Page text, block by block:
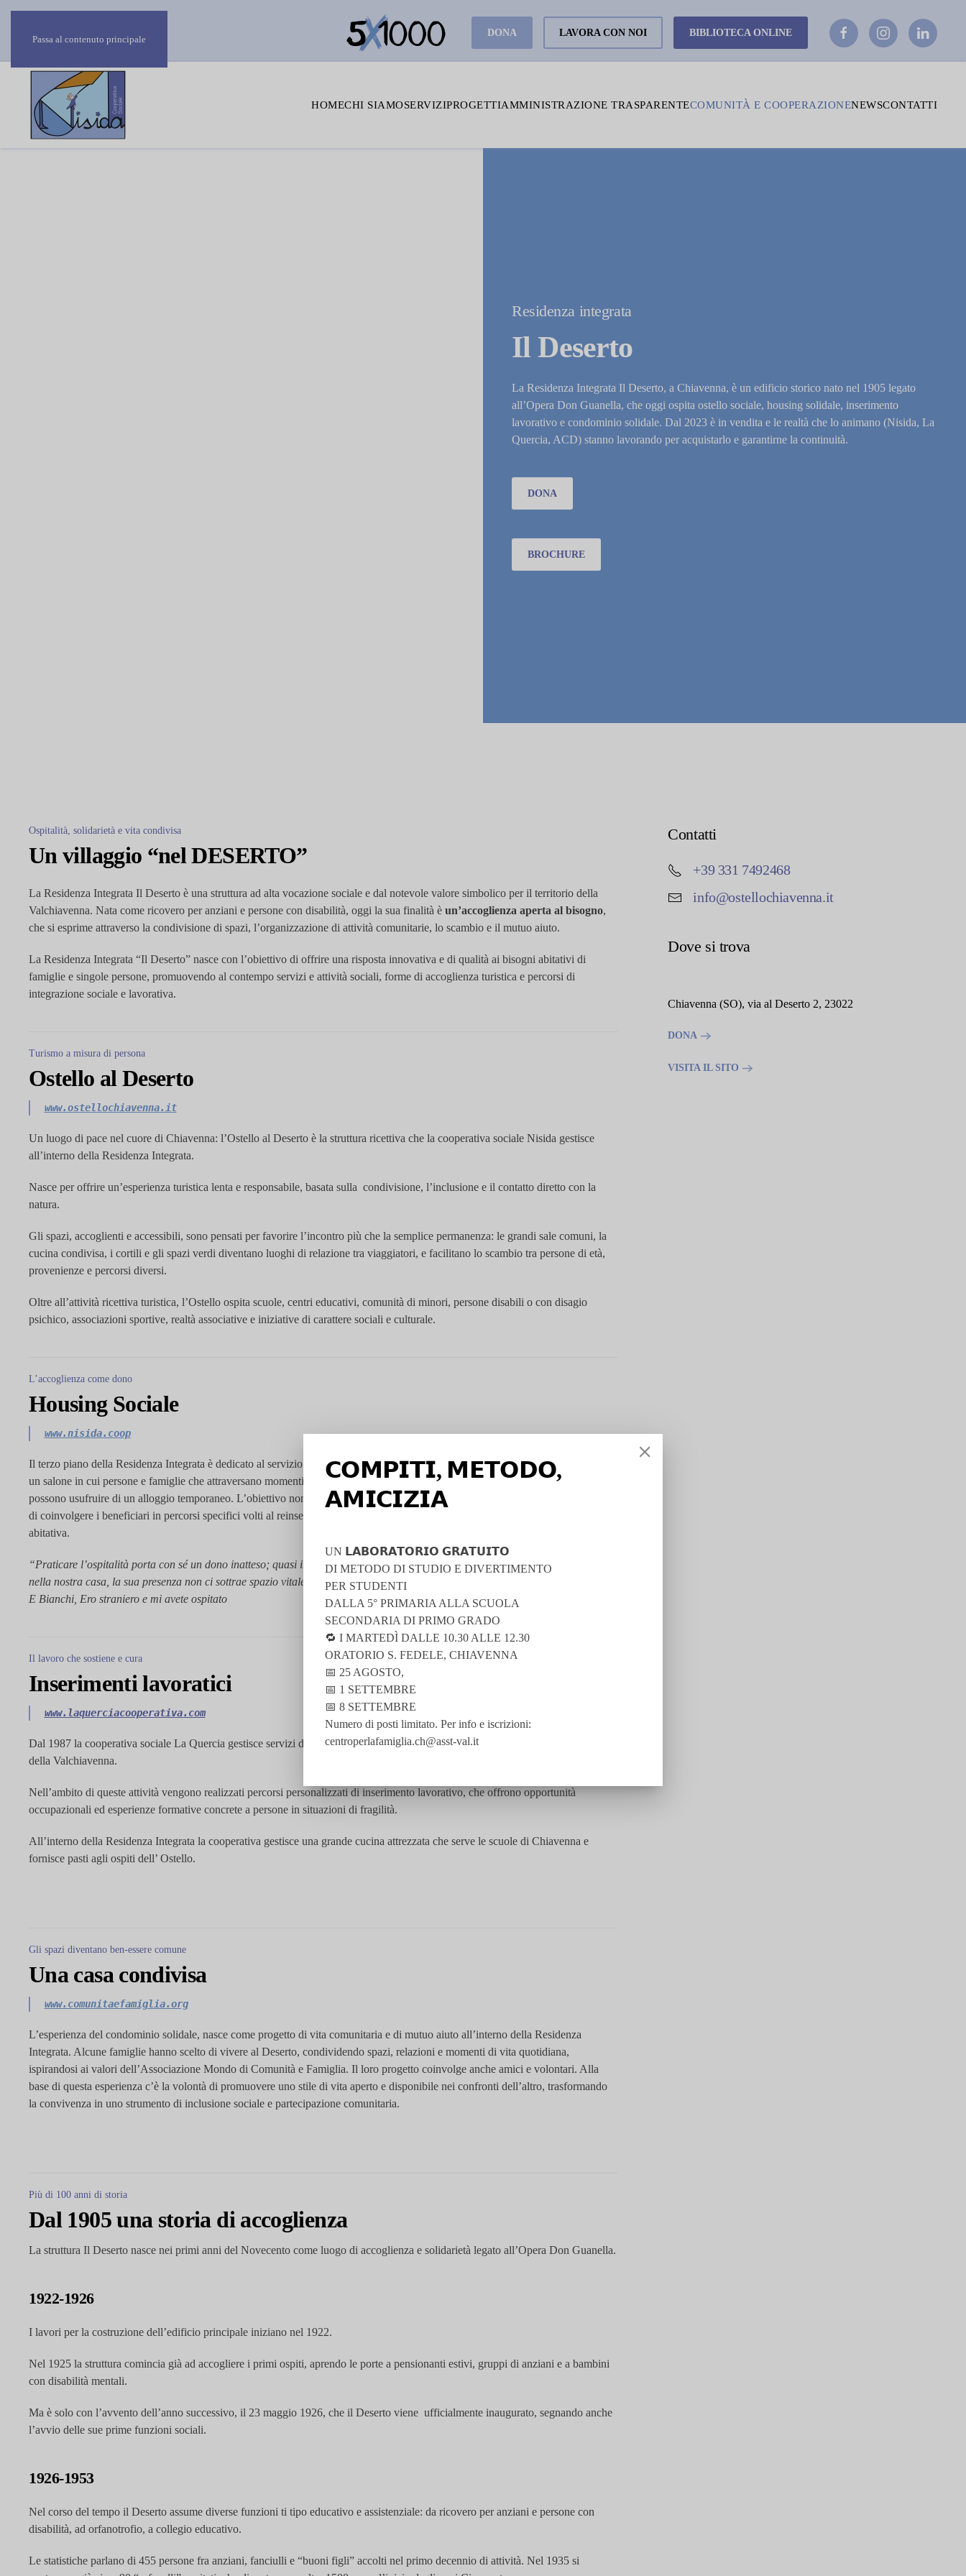
Passa al contenuto principale
DONA LAVORA CON NOI BIBLIOTECA ONLINE
HOMECHI SIAMOSERVIZIPROGETTIAMMINISTRAZIONE TRASPARENTECOMUNITÀ E COOPERAZIONENEWSCONTATTI
Residenza integrata
Il Deserto
La Residenza Integrata Il Deserto, a Chiavenna, è un edificio storico nato nel 1905 legato
all’Opera Don Guanella, che oggi ospita ostello sociale, housing solidale, inserimento
lavorativo e condominio solidale. Dal 2023 è in vendita e le realtà che lo animano (Nisida, La
Quercia, ACD) stanno lavorando per acquistarlo e garantirne la continuità.
DONA
BROCHURE
Ospitalità, solidarietà e vita condivisa
Un villaggio “nel DESERTO”
La Residenza Integrata Il Deserto è una struttura ad alta vocazione sociale e dal notevole valore simbolico per il territorio della
Valchiavenna. Nata come ricovero per anziani e persone con disabilità, oggi la sua finalità è un’accoglienza aperta al bisogno,
che si esprime attraverso la condivisione di spazi, l’organizzazione di attività comunitarie, lo scambio e il mutuo aiuto.
La Residenza Integrata “Il Deserto” nasce con l’obiettivo di offrire una risposta innovativa e di qualità ai bisogni abitativi di
famiglie e singole persone, promuovendo al contempo servizi e attività sociali, forme di accoglienza turistica e percorsi di
integrazione sociale e lavorativa.
Turismo a misura di persona
Ostello al Deserto
www.ostellochiavenna.it
Un luogo di pace nel cuore di Chiavenna: l’Ostello al Deserto è la struttura ricettiva che la cooperativa sociale Nisida gestisce
all’interno della Residenza Integrata.
Nasce per offrire un’esperienza turistica lenta e responsabile, basata sulla condivisione, l’inclusione e il contatto diretto con la
natura.
Gli spazi, accoglienti e accessibili, sono pensati per favorire l’incontro più che la semplice permanenza: le grandi sale comuni, la
cucina condivisa, i cortili e gli spazi verdi diventano luoghi di relazione tra viaggiatori, e facilitano lo scambio tra persone di età,
provenienze e percorsi diversi.
Oltre all’attività ricettiva turistica, l’Ostello ospita scuole, centri educativi, comunità di minori, persone disabili o con disagio
psichico, associazioni sportive, realtà associative e iniziative di carattere sociali e culturale.
L’accoglienza come dono
Housing Sociale
www.nisida.coop
Il terzo piano della Residenza Integrata è dedicato al servizio di housing sociale gestito dalla cooperativa Nisida: tre appartamenti e
un salone in cui persone e famiglie che attraversano momenti di fragilità economica, abitativa o relazionale ricevono accoglienza e
possono usufruire di un alloggio temporaneo. L’obiettivo non è soltanto quello di sopperire a un bisogno materiale, ma
di coinvolgere i beneficiari in percorsi specifici volti al reinserimento socio-lavorativo e alla riacquisizione dell’autonomia
abitativa.
“Praticare l’ospitalità porta con sé un dono inatteso; quasi inavvertitamente finiremo per scoprire che facendo spazio all’altro
nella nostra casa, la sua presenza non ci sottrae spazio vitale, ma allarga le nostre stanze e i nostri orizzonti”.
E Bianchi, Ero straniero e mi avete ospitato
Il lavoro che sostiene e cura
Inserimenti lavoratici
www.laquerciacooperativa.com
Dal 1987 la cooperativa sociale La Quercia gestisce servizi di refezione scolastica per scuole dell’infanzia, primarie e asili nido
della Valchiavenna.
Nell’ambito di queste attività vengono realizzati percorsi personalizzati di inserimento lavorativo, che offrono opportunità
occupazionali ed esperienze formative concrete a persone in situazioni di fragilità.
All’interno della Residenza Integrata la cooperativa gestisce una grande cucina attrezzata che serve le scuole di Chiavenna e
fornisce pasti agli ospiti dell’ Ostello.
Gli spazi diventano ben-essere comune
Una casa condivisa
www.comunitaefamiglia.org
L’esperienza del condominio solidale, nasce come progetto di vita comunitaria e di mutuo aiuto all’interno della Residenza
Integrata. Alcune famiglie hanno scelto di vivere al Deserto, condividendo spazi, relazioni e momenti di vita quotidiana,
ispirandosi ai valori dell’Associazione Mondo di Comunità e Famiglia. Il loro progetto coinvolge anche amici e volontari. Alla
base di questa esperienza c’è la volontà di promuovere uno stile di vita aperto e disponibile nei confronti dell’altro, trasformando
la convivenza in uno strumento di inclusione sociale e partecipazione comunitaria.
Più di 100 anni di storia
Dal 1905 una storia di accoglienza
La struttura Il Deserto nasce nei primi anni del Novecento come luogo di accoglienza e solidarietà legato all’Opera Don Guanella.
1922-1926
I lavori per la costruzione dell’edificio principale iniziano nel 1922.
Nel 1925 la struttura comincia già ad accogliere i primi ospiti, aprendo le porte a pensionanti estivi, gruppi di anziani e a bambini
con disabilità mentali.
Ma è solo con l’avvento dell’anno successivo, il 23 maggio 1926, che il Deserto viene ufficialmente inaugurato, segnando anche
l’avvio delle sue prime funzioni sociali.
1926-1953
Nel corso del tempo il Deserto assume diverse funzioni ti tipo educativo e assistenziale: da ricovero per anziani e persone con
disabilità, ad orfanotrofio, a collegio educativo.
Le statistiche parlano di 455 persone fra anziani, fanciulli e “buoni figli” accolti nel primo decennio di attività. Nel 1935 si
Contatti
+39 331 7492468
info@ostellochiavenna.it
Dove si trova
Chiavenna (SO), via al Deserto 2, 23022
DONA
VISITA IL SITO
𝗖𝗢𝗠𝗣𝗜𝗧𝗜, 𝗠𝗘𝗧𝗢𝗗𝗢,
𝗔𝗠𝗜𝗖𝗜𝗭𝗜𝗔
UN 𝗟𝗔𝗕𝗢𝗥𝗔𝗧𝗢𝗥𝗜𝗢 𝗚𝗥𝗔𝗧𝗨𝗜𝗧𝗢
DI METODO DI STUDIO E DIVERTIMENTO
PER STUDENTI
DALLA 5° PRIMARIA ALLA SCUOLA
SECONDARIA DI PRIMO GRADO
🔁 I MARTEDÌ DALLE 10.30 ALLE 12.30
ORATORIO S. FEDELE, CHIAVENNA
📅 25 AGOSTO,
📅 1 SETTEMBRE
📅 8 SETTEMBRE
Numero di posti limitato. Per info e iscrizioni:
centroperlafamiglia.ch@asst-val.it